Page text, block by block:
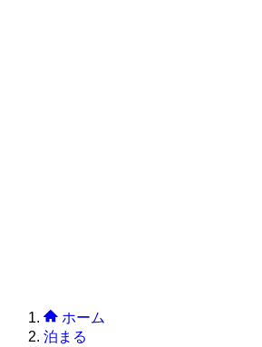
ホーム
泊まる